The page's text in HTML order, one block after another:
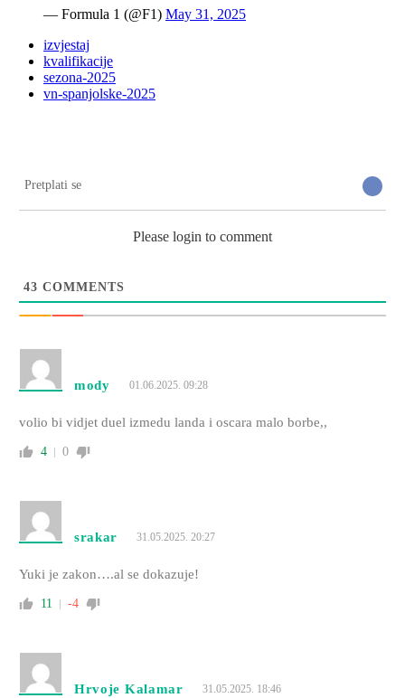
— Formula 1 (@F1) May 31, 2025
izvjestaj
kvalifikacije
sezona-2025
vn-spanjolske-2025
Pretplati se
Please login to comment
43 COMMENTS
mody 01.06.2025. 09:28
volio bi vidjet duel izmedu landa i oscara malo borbe,,
4 0
srakar 31.05.2025. 20:27
Yuki je zakon….al se dokazuje!
11 -4
Hrvoje Kalamar 31.05.2025. 18:46